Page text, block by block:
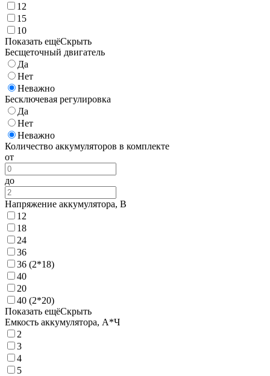
12
15
10
Показать ещёСкрыть
Бесщеточный двигатель
Да
Нет
Неважно
Бесключевая регулировка
Да
Нет
Неважно
Количество аккумуляторов в комплекте
от
до
Напряжение аккумулятора, В
12
18
24
36
36 (2*18)
40
20
40 (2*20)
Показать ещёСкрыть
Емкость аккумулятора, А*Ч
2
3
4
5